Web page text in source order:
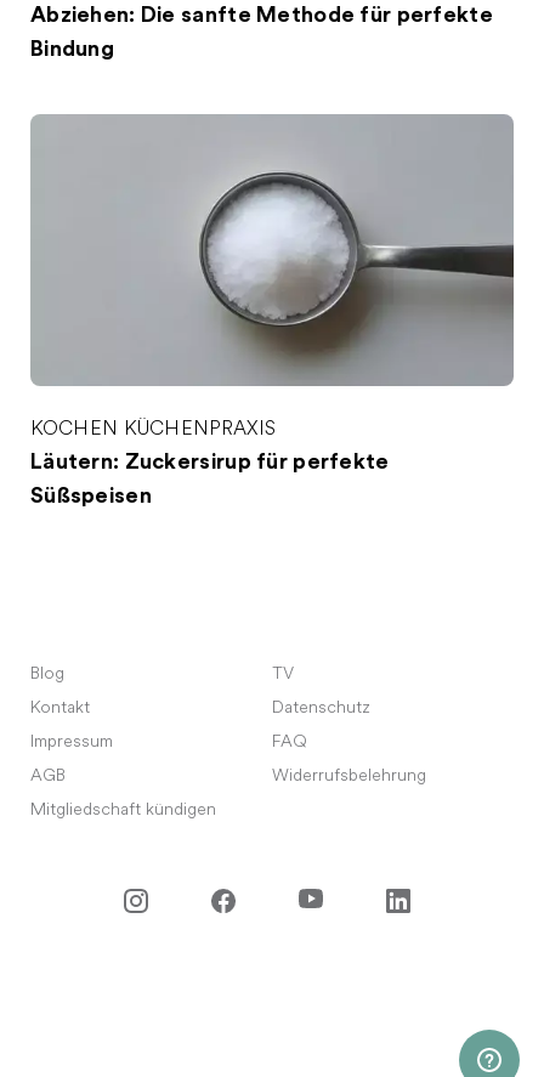
Abziehen: Die sanfte Methode für perfekte
Bindung
KOCHEN KÜCHENPRAXIS
Läutern: Zuckersirup für perfekte
Süßspeisen
Blog
TV
Kontakt
Datenschutz
Impressum
FAQ
AGB
Widerrufsbelehrung
Mitgliedschaft kündigen